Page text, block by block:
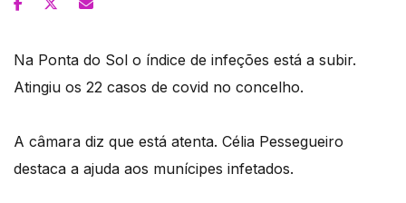
Na Ponta do Sol o índice de infeções está a subir.
Atingiu os 22 casos de covid no concelho.
A câmara diz que está atenta. Célia Pessegueiro
destaca a ajuda aos munícipes infetados.